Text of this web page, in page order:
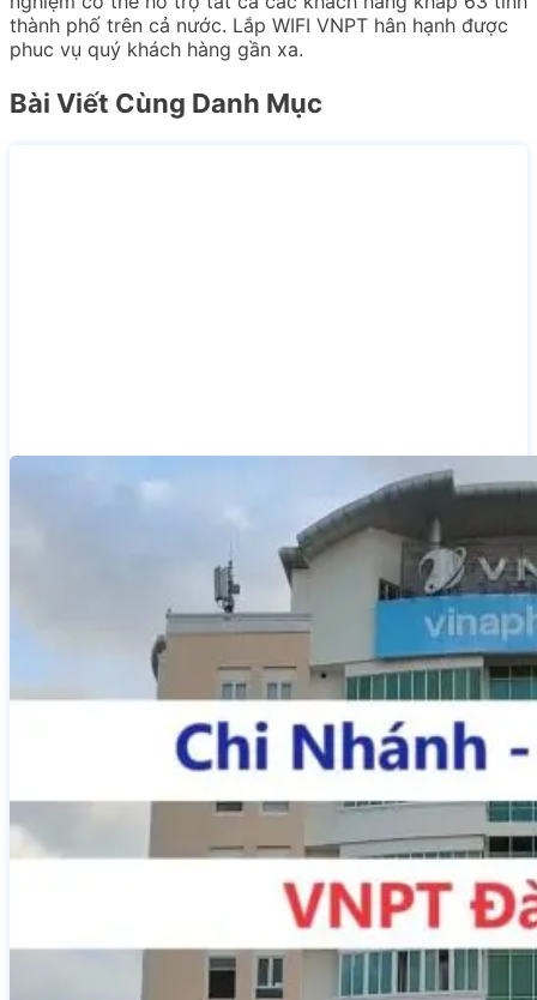
thành phố trên cả nước. Lắp WIFI VNPT hân hạnh được
phuc vụ quý khách hàng gần xa.
Bài Viết Cùng Danh Mục